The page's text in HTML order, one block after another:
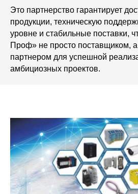
Это партнерство гарантирует
продукции, техническую
уровне и стабильные поставки,
Проф» не просто поставщиком, а
партнером для успешной
амбициозных проектов.